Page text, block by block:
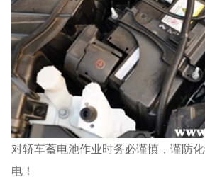
对轿车蓄电池作业时务必谨慎，谨防
电！